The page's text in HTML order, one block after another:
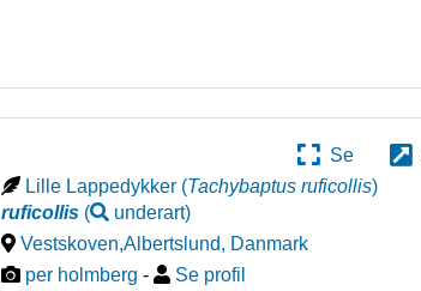
Se
Lille Lappedykker (Tachybaptus ruficollis)
ruficollis ( underart)
Vestskoven,Albertslund, Danmark
per holmberg - Se profil